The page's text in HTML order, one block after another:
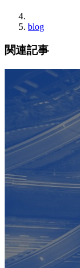
blog
関連記事